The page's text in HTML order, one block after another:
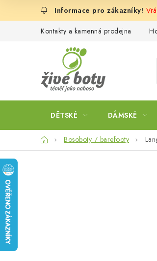
Kontakty a kamenná prodejna
DĚTSKÉ DÁMSKÉ
DomůBosoboty / barefooty